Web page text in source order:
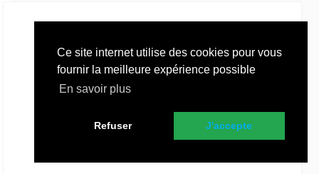
Ce site internet utilise des cookies pour vous
fournir la meilleure expérience possible
En savoir plus
Refuser J'accepte